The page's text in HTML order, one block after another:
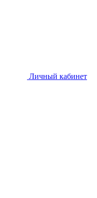
Личный кабинет